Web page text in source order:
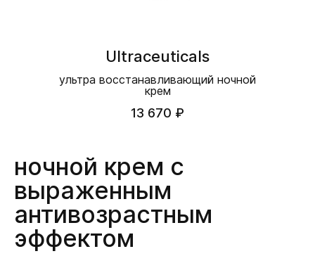
Ultraceuticals
ультра восстанавливающий ночной
крем
13 670 ₽
ночной крем с
выраженным
антивозрастным
эффектом